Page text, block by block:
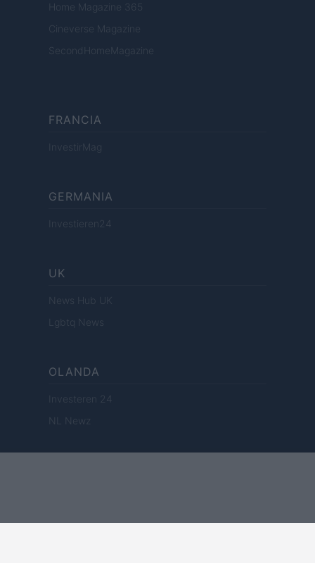
Home Magazine 365
Cineverse Magazine
SecondHomeMagazine
FRANCIA
InvestirMag
GERMANIA
Investieren24
UK
News Hub UK
Lgbtq News
OLANDA
Investeren 24
NL Newz